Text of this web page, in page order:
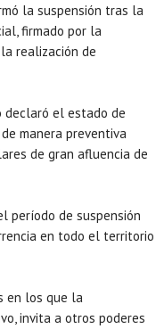
la suspensión tras la
firmado por la
realización de
declaró el estado de
manera preventiva
de gran afluencia de
período de suspensión
en todo el territorio
en los que la
invita a otros poderes